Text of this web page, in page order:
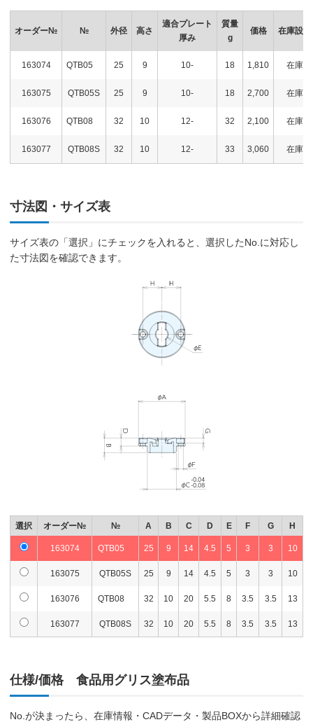
オーダー№ № 外径 高さ
適合プレート
厚み
質量
g
価格 在庫設定
163074 QTB05 25 9 10- 18 1,810 在庫
163075 QTB05S 25 9 10- 18 2,700 在庫
163076 QTB08 32 10 12- 32 2,100 在庫
163077 QTB08S 32 10 12- 33 3,060 在庫
寸法図・サイズ表
サイズ表の「選択」にチェックを入れると、選択したNo.に対応し
た寸法図を確認できます。
選択 オーダー№ № A B C D E F G H
163074 QTB05 25 9 14 4.5 5 3 3 10
163075 QTB05S 25 9 14 4.5 5 3 3 10
163076 QTB08 32 10 20 5.5 8 3.5 3.5 13
163077 QTB08S 32 10 20 5.5 8 3.5 3.5 13
仕様/価格 食品用グリス塗布品
No.が決まったら、在庫情報・CADデータ・製品BOXから詳細確認